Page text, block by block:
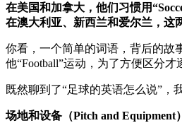
在美国和加拿大，他们习惯用
在澳大利亚、新西兰和爱尔兰，这
你看，一个简单的词语，背后的故
他“Football”运动，为了方便区分才
既然聊到了“足球的英语怎么说”，
场地和设备（Pitch and Equipment）